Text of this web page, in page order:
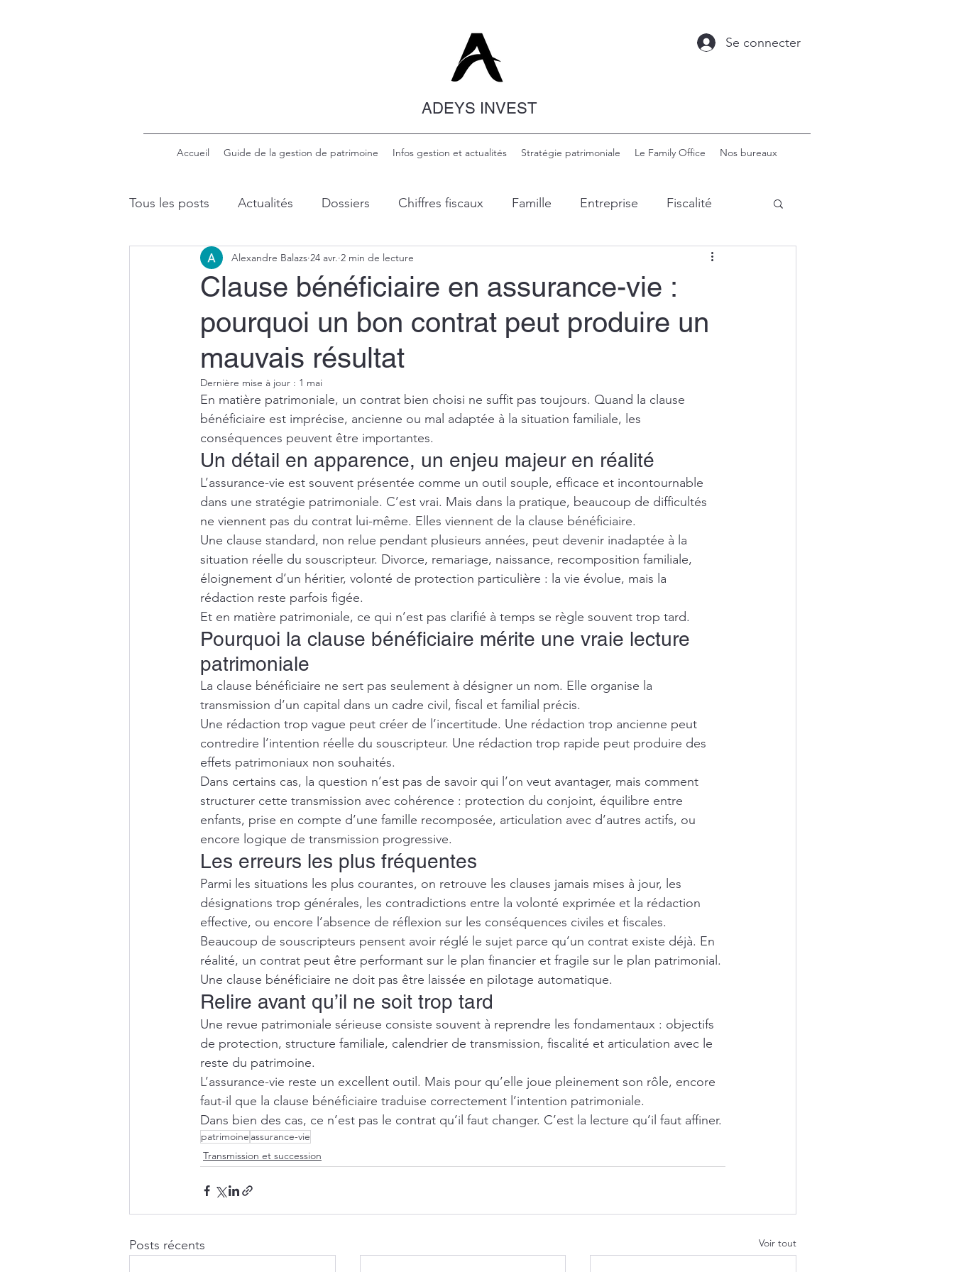
Se connecter
ADEYS INVEST
Accueil Guide de la gestion de patrimoine Infos gestion et actualités Stratégie patrimoniale Le Family Office Nos bureaux
Tous les posts Actualités Dossiers Chiffres fiscaux Famille Entreprise Fiscalité
Retraite Placement et finance Transmission et succession The Family Office
Clause bénéficiaire en assurance-vie :
pourquoi un bon contrat peut produire un
mauvais résultat
Alexandre Balazs 24 avr. 2 min de lecture
Dernière mise à jour : 1 mai
En matière patrimoniale, un contrat bien choisi ne suffit pas toujours. Quand la clause
bénéficiaire est imprécise, ancienne ou mal adaptée à la situation familiale, les
conséquences peuvent être importantes.
Un détail en apparence, un enjeu majeur en réalité
L’assurance-vie est souvent présentée comme un outil souple, efficace et incontournable
dans une stratégie patrimoniale. C’est vrai. Mais dans la pratique, beaucoup de difficultés
ne viennent pas du contrat lui-même. Elles viennent de la clause bénéficiaire.
Une clause standard, non relue pendant plusieurs années, peut devenir inadaptée à la
situation réelle du souscripteur. Divorce, remariage, naissance, recomposition familiale,
éloignement d’un héritier, volonté de protection particulière : la vie évolue, mais la
rédaction reste parfois figée.
Et en matière patrimoniale, ce qui n’est pas clarifié à temps se règle souvent trop tard.
Pourquoi la clause bénéficiaire mérite une vraie lecture
patrimoniale
La clause bénéficiaire ne sert pas seulement à désigner un nom. Elle organise la
transmission d’un capital dans un cadre civil, fiscal et familial précis.
Une rédaction trop vague peut créer de l’incertitude. Une rédaction trop ancienne peut
contredire l’intention réelle du souscripteur. Une rédaction trop rapide peut produire des
effets patrimoniaux non souhaités.
Dans certains cas, la question n’est pas de savoir qui l’on veut avantager, mais comment
structurer cette transmission avec cohérence : protection du conjoint, équilibre entre
enfants, prise en compte d’une famille recomposée, articulation avec d’autres actifs, ou
encore logique de transmission progressive.
Les erreurs les plus fréquentes
Parmi les situations les plus courantes, on retrouve les clauses jamais mises à jour, les
désignations trop générales, les contradictions entre la volonté exprimée et la rédaction
effective, ou encore l’absence de réflexion sur les conséquences civiles et fiscales.
Beaucoup de souscripteurs pensent avoir réglé le sujet parce qu’un contrat existe déjà. En
réalité, un contrat peut être performant sur le plan financier et fragile sur le plan patrimonial.
Une clause bénéficiaire ne doit pas être laissée en pilotage automatique.
Relire avant qu’il ne soit trop tard
Une revue patrimoniale sérieuse consiste souvent à reprendre les fondamentaux : objectifs
de protection, structure familiale, calendrier de transmission, fiscalité et articulation avec le
reste du patrimoine.
L’assurance-vie reste un excellent outil. Mais pour qu’elle joue pleinement son rôle, encore
faut-il que la clause bénéficiaire traduise correctement l’intention patrimoniale.
Dans bien des cas, ce n’est pas le contrat qu’il faut changer. C’est la lecture qu’il faut affiner.
patrimoine assurance-vie
Transmission et succession
Posts récents Voir tout